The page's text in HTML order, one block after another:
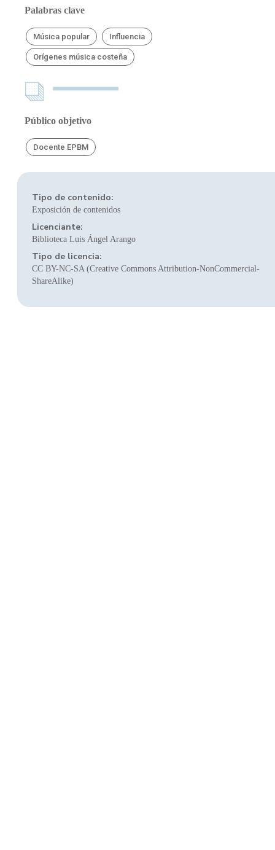
Palabras clave
Música popular Influencia
Orígenes música costeña
Público objetivo
Docente EPBM
Tipo de contenido:
Exposición de contenidos
Licenciante:
Biblioteca Luis Ángel Arango
Tipo de licencia:
CC BY-NC-SA (Creative Commons Attribution-NonCommercial-
ShareAlike)